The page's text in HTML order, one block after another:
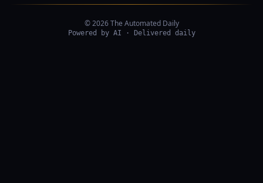
© 2026 The Automated Daily
Powered by AI · Delivered daily